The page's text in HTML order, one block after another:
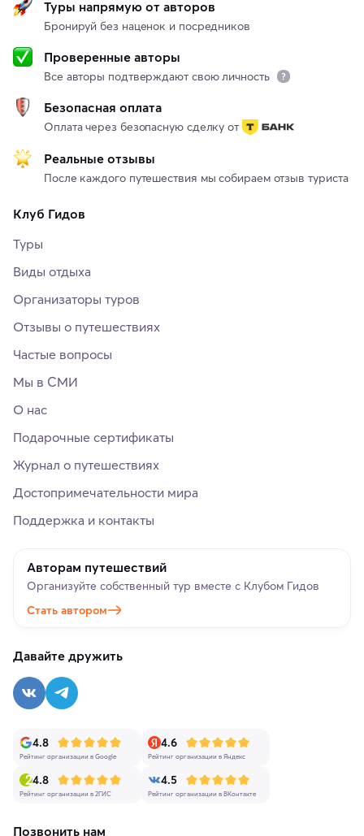
Туры напрямую от авторов
Бронируй без наценок и посредников
Проверенные авторы
Все авторы подтверждают свою личность
Безопасная оплата
Оплата через безопасную сделку от
Реальные отзывы
После каждого путешествия мы собираем отзыв туриста
Клуб Гидов
Туры
Виды отдыха
Организаторы туров
Отзывы о путешествиях
Частые вопросы
Мы в СМИ
О нас
Подарочные сертификаты
Журнал о путешествиях
Достопримечательности мира
Поддержка и контакты
Авторам путешествий
Организуйте собственный тур вместе с Клубом Гидов
Стать автором
Давайте дружить
4.8
Рейтинг организации в Google
4.6
Рейтинг организации в Яндекс
4.8
Рейтинг организации в 2ГИС
4.5
Рейтинг организации в ВКонтакте
Позвонить нам